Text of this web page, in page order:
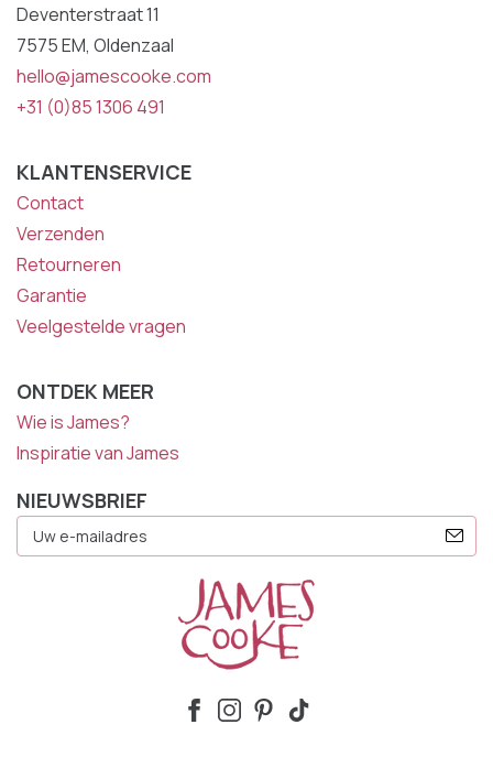
Deventerstraat 11
7575 EM, Oldenzaal
hello@jamescooke.com
+31 (0)85 1306 491
KLANTENSERVICE
Contact
Verzenden
Retourneren
Garantie
Veelgestelde vragen
ONTDEK MEER
Wie is James?
Inspiratie van James
NIEUWSBRIEF
Mailadres